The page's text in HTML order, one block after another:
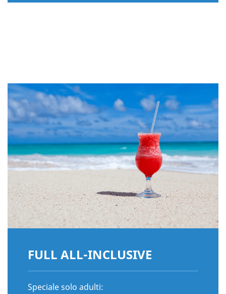
FULL ALL-INCLUSIVE
Speciale solo adulti: